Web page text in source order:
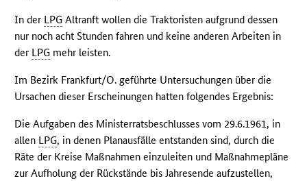
In der LPG Altranft wollen die Traktoristen aufgrund dessen
nur noch acht Stunden fahren und keine anderen Arbeiten in
der LPG mehr leisten.
Im Bezirk Frankfurt/O. geführte Untersuchungen über die
Ursachen dieser Erscheinungen hatten folgendes Ergebnis:
Die Aufgaben des Ministerratsbeschlusses vom 29.6.1961, in
allen LPG, in denen Planausfälle entstanden sind, durch die
Räte der Kreise Maßnahmen einzuleiten und Maßnahmepläne
zur Aufholung der Rückstände bis Jahresende aufzustellen,